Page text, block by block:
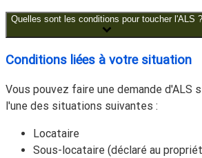
Quelles sont les conditions pour toucher l'ALS ?
Conditions liées à votre situation
Vous pouvez faire une demande d'ALS
l'une des situations suivantes :
Locataire
Sous-locataire (déclaré au